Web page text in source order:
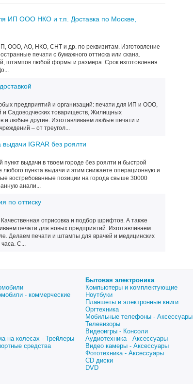
ИП ООО НКО и т.п. Доставка по Москве,
ООО, АО, НКО, СНТ и др. по реквизитам. Изготовление
печати с бумажного оттиска или скана.
штампов любой формы и размера. Срок изготовления
предприятий и организаций: печати для ИП и ООО,
и Садоводческих товариществ, Жилищных
и любые другие. Изготавливаем любые печати и
– от треугол...
IGRAR без роялти
выдачи в твоем городе без роялти и быстрой
любого пункта выдачи и этим снижаете операционную и
востребованные позиции на города свыше 30000
анали...
по оттиску
отрисовка и подбор шрифтов. А также
печати для новых предприятий. Изготавливаем
Делаем печати и штампы для врачей и медицинских
С...
- коммерческие
на колесах - Трейлеры
средства
Бытовая электроника
Компьютеры и комплектующие
Ноутбуки
Планшеты и электронные книги
Оргтехника
Мобильные телефоны - Аксессуары
Телевизоры
Видеоигры - Консоли
Аудиотехника - Аксессуары
Видео камеры - Аксессуары
Фототехника - Аксессуары
CD диски
DVD